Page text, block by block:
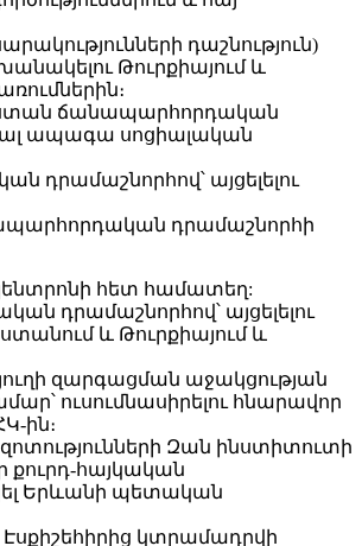
դաշնություն)
Թուրքիայում և
ճանապարհորդական
ապագա սոցիալական
դրամաշնորհով՝ այցելելու
դրամաշնորհի
հետ համատեղ:
դրամաշնորհով՝ այցելելու
և Թուրքիայում և
զարգացման աջակցության
ուսումնասիրելու հնարավոր
ին։
Զան ինստիտուտի
քուրդ-հայկական
Երևանի պետական
Էսքիշեհիրից կտրամադրվի